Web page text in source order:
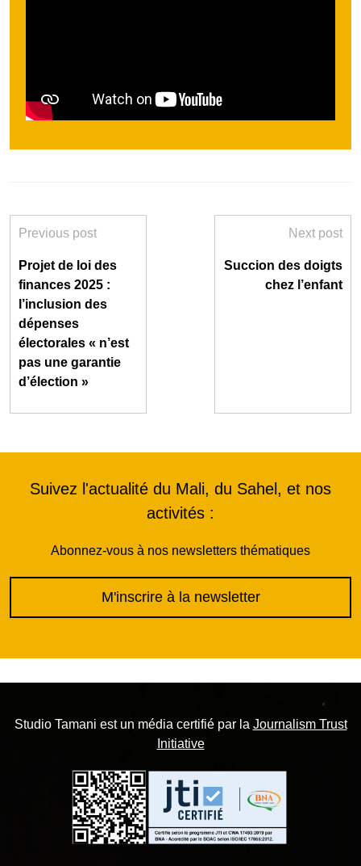
Previous post
Projet de loi des
finances 2025 :
l’inclusion des
dépenses
électorales « n’est
pas une garantie
d’élection »
Next post
Succion des doigts
chez l’enfant
Suivez l'actualité du Mali, du Sahel, et nos
activités :
Abonnez-vous à nos newsletters thématiques
M'inscrire à la newsletter
Studio Tamani est un média certifié par la Journalism Trust
Initiative